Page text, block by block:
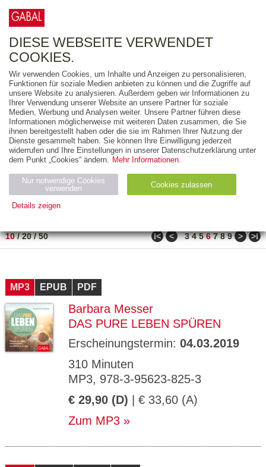
FREITEXT
AUSGABEART
AUS DER REIHE
ZUM THEMA
Neuerscheinung
Bestseller
PREIS
10/20/50 ǀ< < 3 4 5 6 7 8 9 > >ǀ
MP3 EPUB PDF
Barbara Messer
DAS PURE LEBEN SPÜREN
Erscheinungstermin: 04.03.2019
310 Minuten
MP3, 978-3-95623-825-3
€ 29,90 (D) | € 33,60 (A)
Zum MP3
DIESE WEBSEITE VERWENDET
COOKIES.
Wir verwenden Cookies, um Inhalte und Anzeigen zu personalisieren,
Funktionen für soziale Medien anbieten zu können und die Zugriffe auf
unsere Website zu analysieren. Außerdem geben wir Informationen zu
Ihrer Verwendung unserer Website an unsere Partner für soziale
Medien, Werbung und Analysen weiter. Unsere Partner führen diese
Informationen möglicherweise mit weiteren Daten zusammen, die Sie
ihnen bereitgestellt haben oder die sie im Rahmen Ihrer Nutzung der
Dienste gesammelt haben. Sie können Ihre Einwilligung jederzeit
widerrufen und Ihre Einstellungen in unserer Datenschutzerklärung unter
dem Punkt „Cookies“ ändern. Mehr Informationen.
Nur notwendige Cookies
verwenden
Cookies zulassen
Details zeigen
Name Zweck
Ty
ESSION
_ID
verlag.
de
Session verwendet
GV_CO
OKIES
gabal-
verlag.
de
Speichert den Zustimmungsstatus des
Benutzers für Cookies auf der aktuellen
Domäne.